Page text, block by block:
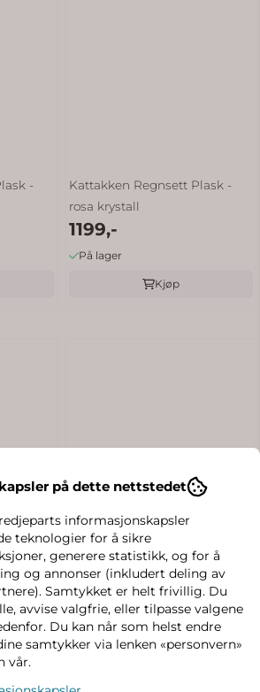
-
Kattakken Regnsett Plask -
rosa krystall
1199,-
På lager
Kjøp
på dette nettstedet
informasjonskapsler
teknologier for å sikre
generere statistikk, og for å
og annonser (inkludert deling av
Samtykket er helt frivillig. Du
avvise valgfrie, eller tilpasse valgene
Du kan når som helst endre
samtykker via lenken «personvern»
vår.